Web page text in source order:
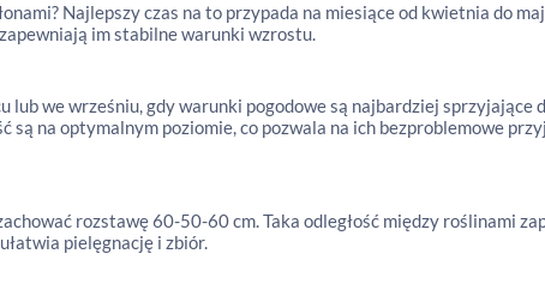
Najlepszy czas na to przypada na miesiące od kwietnia do
im stabilne warunki wzrostu.
we wrześniu, gdy warunki pogodowe są najbardziej sprzyjające
na optymalnym poziomie, co pozwala na ich bezproblemowe
rozstawę 60-50-60 cm. Taka odległość między roślinami
pielęgnację i zbiór.